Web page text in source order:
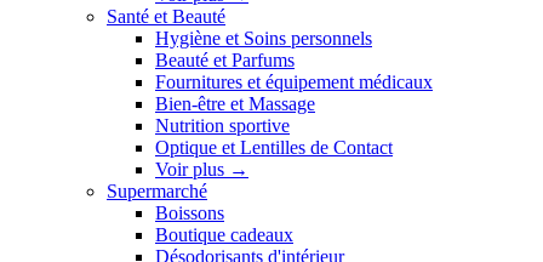
Santé et Beauté
Hygiène et Soins personnels
Beauté et Parfums
Fournitures et équipement médicaux
Bien-être et Massage
Nutrition sportive
Optique et Lentilles de Contact
Voir plus →
Supermarché
Boissons
Boutique cadeaux
Désodorisants d'intérieur